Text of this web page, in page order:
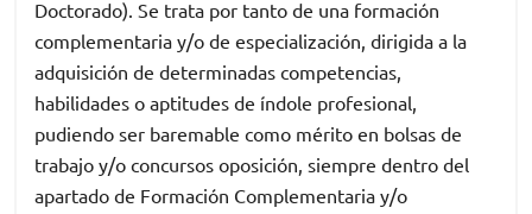
Doctorado). Se trata por tanto de una formación
complementaria y/o de especialización, dirigida a la
adquisición de determinadas competencias,
habilidades o aptitudes de índole profesional,
pudiendo ser baremable como mérito en bolsas de
trabajo y/o concursos oposición, siempre dentro del
apartado de Formación Complementaria y/o